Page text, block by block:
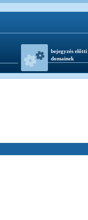
bejegyzés előtti
domainek